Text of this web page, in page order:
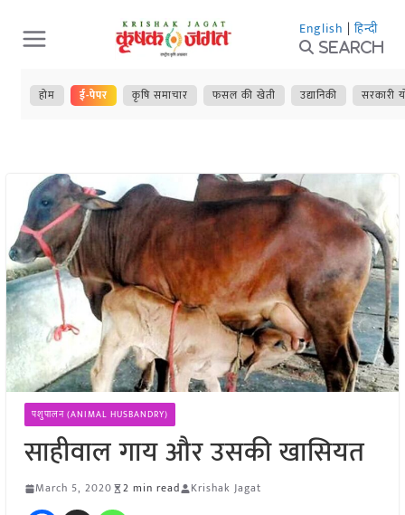
Skip
to
content
English | हिन्दी
Search
होम ई-पेपर कृषि समाचार फसल की खेती उद्यानिकी सरकारी
पशुपालन (ANIMAL HUSBANDRY)
साहीवाल गाय और उसकी खासियत
March 5, 2020 2 min read Krishak Jagat